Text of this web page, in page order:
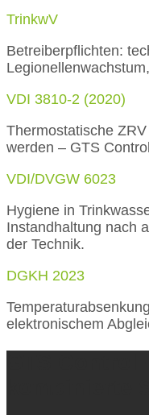
TrinkwV
Betreiberpflichten:
VDI 3810-2 (2020)
Thermostatische
werden – GTS
VDI/DVGW 6023
Hygiene in
Instandhaltung nach
der Technik.
DGKH 2023
elektronischem